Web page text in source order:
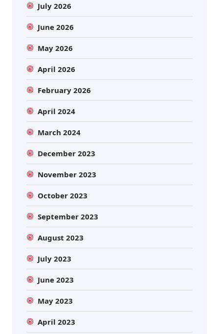
July 2026
June 2026
May 2026
April 2026
February 2026
April 2024
March 2024
December 2023
November 2023
October 2023
September 2023
August 2023
July 2023
June 2023
May 2023
April 2023